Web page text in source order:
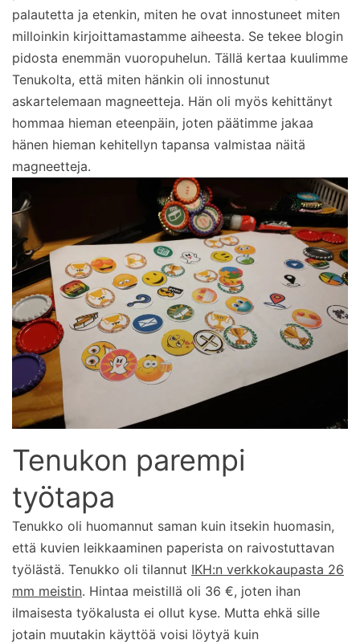
palautetta ja etenkin, miten he ovat innostuneet miten
milloinkin kirjoittamastamme aiheesta. Se tekee blogin
pidosta enemmän vuoropuhelun. Tällä kertaa kuulimme
Tenukolta, että miten hänkin oli innostunut
askartelemaan magneetteja. Hän oli myös kehittänyt
hommaa hieman eteenpäin, joten päätimme jakaa
hänen hieman kehitellyn tapansa valmistaa näitä
magneetteja.
Tenukon parempi
työtapa
Tenukko oli huomannut saman kuin itsekin huomasin,
että kuvien leikkaaminen paperista on raivostuttavan
työlästä. Tenukko oli tilannut IKH:n verkkokaupasta 26
mm meistin. Hintaa meistillä oli 36 €, joten ihan
ilmaisesta työkalusta ei ollut kyse. Mutta ehkä sille
jotain muutakin käyttöä voisi löytyä kuin